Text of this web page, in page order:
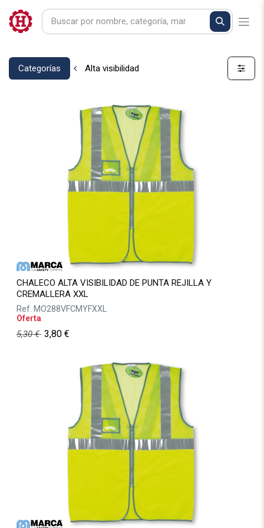
Categorías Alta visibilidad
CHALECO ALTA VISIBILIDAD DE PUNTA REJILLA Y
CREMALLERA XXL
Ref. MO288VFCMYFXXL
Oferta
5,30€ 3,80€